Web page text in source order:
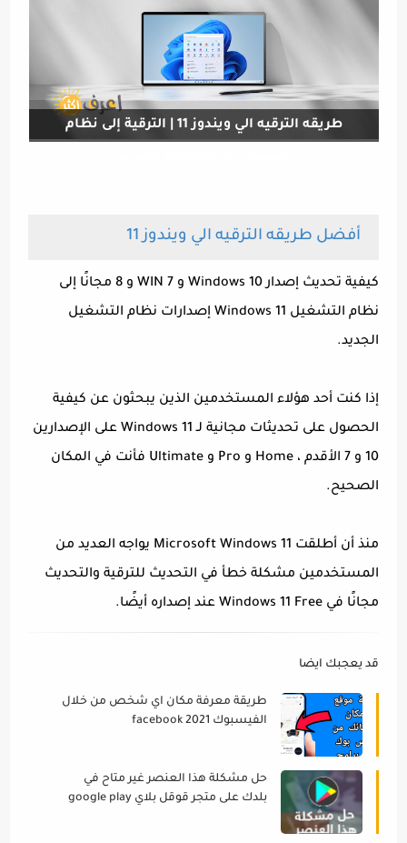
طريقه الترقيه الي ويندوز 11 | الترقية إلى نظام
أفضل طريقه الترقيه الي ويندوز 11
كيفية تحديث إصدار Windows 10 و WIN 7 و 8 مجانًا إلى
نظام التشغيل Windows 11 إصدارات نظام التشغيل
الجديد.
إذا كنت أحد هؤلاء المستخدمين الذين يبحثون عن كيفية
الحصول على تحديثات مجانية لـ Windows 11 على الإصدارين
10 و 7 الأقدم ، Home و Pro و Ultimate فأنت في المكان
الصحيح.
منذ أن أطلقت Microsoft Windows 11 يواجه العديد من
المستخدمين مشكلة خطأ في التحديث للترقية والتحديث
مجانًا في Windows 11 Free عند إصداره أيضًا.
قد يعجبك ايضا
طريقة معرفة مكان اي شخص من خلال
الفيسبوك facebook 2021
حل مشكلة هذا العنصر غير متاح في
بلدك على متجر قوقل بلاي google play